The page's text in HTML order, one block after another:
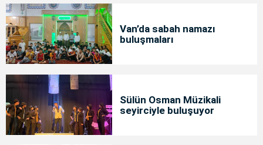
Van’da sabah namazı
buluşmaları
Sülün Osman Müzikali
seyirciyle buluşuyor